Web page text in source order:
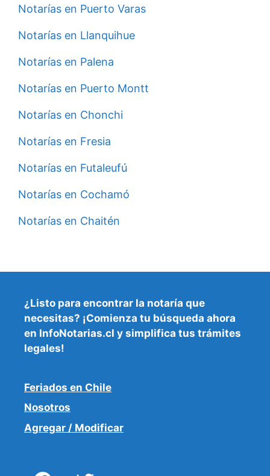
Notarías en Puerto Varas
Notarías en Llanquihue
Notarías en Palena
Notarías en Puerto Montt
Notarías en Chonchi
Notarías en Fresia
Notarías en Futaleufú
Notarías en Cochamó
Notarías en Chaitén
¿Listo para encontrar la notaría que
necesitas? ¡Comienza tu búsqueda ahora
en InfoNotarias.cl y simplifica tus trámites
legales!
Feriados en Chile
Nosotros
Agregar / Modificar